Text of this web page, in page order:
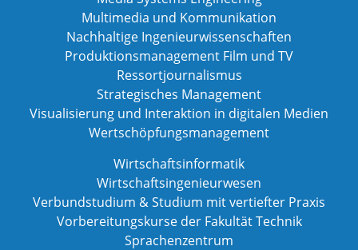
Multimedia und Kommunikation
Nachhaltige Ingenieurwissenschaften
Produktionsmanagement Film und TV
Ressortjournalismus
Strategisches Management
Visualisierung und Interaktion in digitalen Medien
Wertschöpfungsmanagement
Wirtschaftsinformatik
Wirtschaftsingenieurwesen
Verbundstudium & Studium mit vertiefter Praxis
Vorbereitungskurse der Fakultät Technik
Sprachenzentrum